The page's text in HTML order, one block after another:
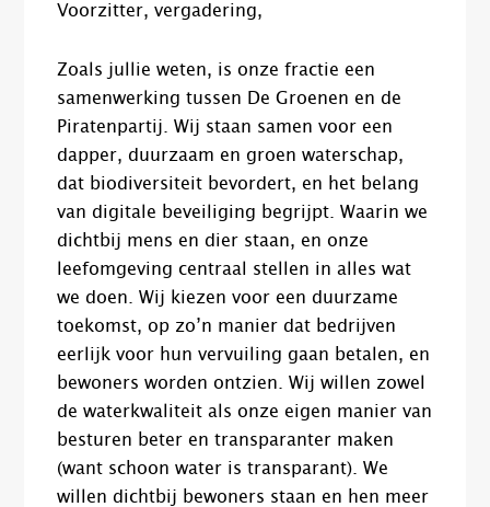
Voorzitter, vergadering,
Zoals jullie weten, is onze fractie een
samenwerking tussen De Groenen en de
Piratenpartij. Wij staan samen voor een
dapper, duurzaam en groen waterschap,
dat biodiversiteit bevordert, en het belang
van digitale beveiliging begrijpt. Waarin we
dichtbij mens en dier staan, en onze
leefomgeving centraal stellen in alles wat
we doen. Wij kiezen voor een duurzame
toekomst, op zo’n manier dat bedrijven
eerlijk voor hun vervuiling gaan betalen, en
bewoners worden ontzien. Wij willen zowel
de waterkwaliteit als onze eigen manier van
besturen beter en transparanter maken
(want schoon water is transparant). We
willen dichtbij bewoners staan en hen meer